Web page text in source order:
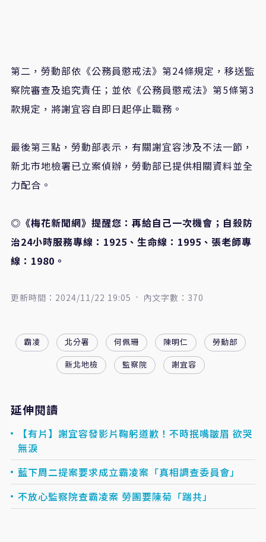
第二，勞動部依《公務員懲戒法》第24條規定，移送監
察院審查及追究責任；並依《公務員懲戒法》第5條第3
款規定，將謝宜容自即日起停止職務。
最後第三點，勞動部表示，有關謝宜容涉及不法一節，
新北市地檢署已立案偵辦，勞動部已提供相關資料並全
力配合。
◎《梅花新聞網》提醒您：再給自己一次機會；自殺防
治24小時服務專線：1925、生命線：1995、張老師專
線：1980。
更新時間：2024/11/22 19:05 內文字數：370
霸凌 北分署 何佩珊 陳明仁
勞動部
新北地檢
監察院 謝宜容
延伸閱讀
【有片】謝宜容發影片鞠躬道歉！不時抿嘴皺眉 欲哭
無淚
藍下周二提案要求成立霸凌案「真相調查委員會」
不放心監察院查霸凌案 勞團要陳菊「踹共」